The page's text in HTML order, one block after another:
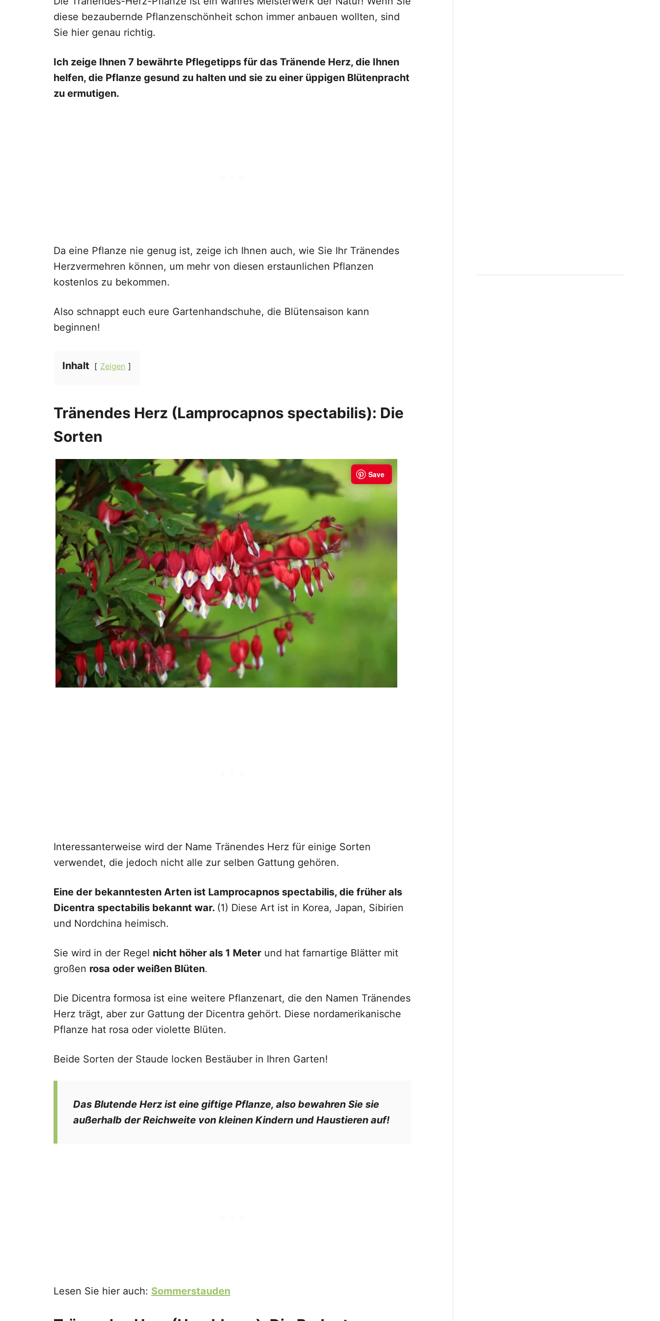
diese bezaubernde Pflanzenschönheit schon immer anbauen wollten, sind
Sie hier genau richtig.
Ich zeige Ihnen 7 bewährte Pflegetipps für das Tränende Herz, die Ihnen
helfen, die Pflanze gesund zu halten und sie zu einer üppigen Blütenpracht
zu ermutigen.
Da eine Pflanze nie genug ist, zeige ich Ihnen auch, wie Sie Ihr Tränendes
Herzvermehren können, um mehr von diesen erstaunlichen Pflanzen
kostenlos zu bekommen.
Also schnappt euch eure Gartenhandschuhe, die Blütensaison kann
beginnen!
Inhalt Zeigen
Tränendes Herz (Lamprocapnos spectabilis): Die
Sorten
Interessanterweise wird der Name Tränendes Herz für einige Sorten
verwendet, die jedoch nicht alle zur selben Gattung gehören.
Eine der bekanntesten Arten ist Lamprocapnos spectabilis, die früher als
Dicentra spectabilis bekannt war. (1) Diese Art ist in Korea, Japan, Sibirien
und Nordchina heimisch.
Sie wird in der Regel nicht höher als 1 Meter und hat farnartige Blätter mit
großen rosa oder weißen Blüten.
Die Dicentra formosa ist eine weitere Pflanzenart, die den Namen Tränendes
Herz trägt, aber zur Gattung der Dicentra gehört. Diese nordamerikanische
Pflanze hat rosa oder violette Blüten.
Beide Sorten der Staude locken Bestäuber in Ihren Garten!
Das Blutende Herz ist eine giftige Pflanze, also bewahren Sie sie
außerhalb der Reichweite von kleinen Kindern und Haustieren auf!
Lesen Sie hier auch: Sommerstauden